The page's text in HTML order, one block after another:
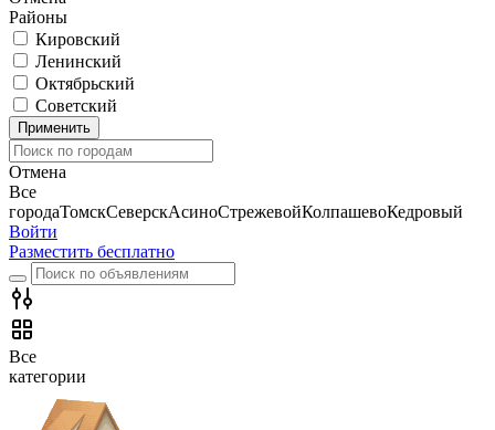
Районы
Кировский
Ленинский
Октябрьский
Советский
Применить
Отмена
Все
городаТомскСеверскАсиноСтрежевойКолпашевоКедровый
Войти
Разместить бесплатно
Все
категории